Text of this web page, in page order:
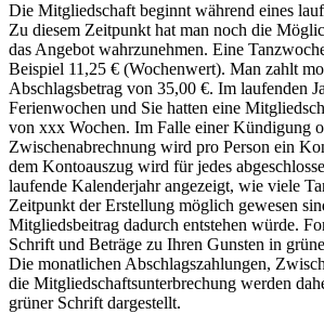
Die Mitgliedschaft beginnt während eines
Zu diesem Zeitpunkt hat man noch die
das Angebot wahrzunehmen. Eine
Beispiel 11,25 € (Wochenwert). Man zahlt
Abschlagsbetrag von 35,00 €. Im laufenden
Ferienwochen und Sie hatten eine
von xxx Wochen. Im Falle einer Kündigung
Zwischenabrechnung wird pro Person ein
dem Kontoauszug wird für jedes
laufende Kalenderjahr angezeigt, wie viele
Zeitpunkt der Erstellung möglich gewesen
Mitgliedsbeitrag dadurch entstehen würde.
Schrift und Beträge zu Ihren Gunsten in
Die monatlichen Abschlagszahlungen,
die Mitgliedschaftsunterbrechung werden
grüner Schrift dargestellt.